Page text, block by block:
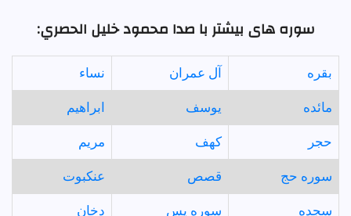
سوره های بیشتر با صدا محمود خليل الحصري:
بقره آل عمران نساء
مائده يوسف ابراهيم
حجر كهف مريم
سوره حج قصص عنكبوت
سجده سوره يس دخان